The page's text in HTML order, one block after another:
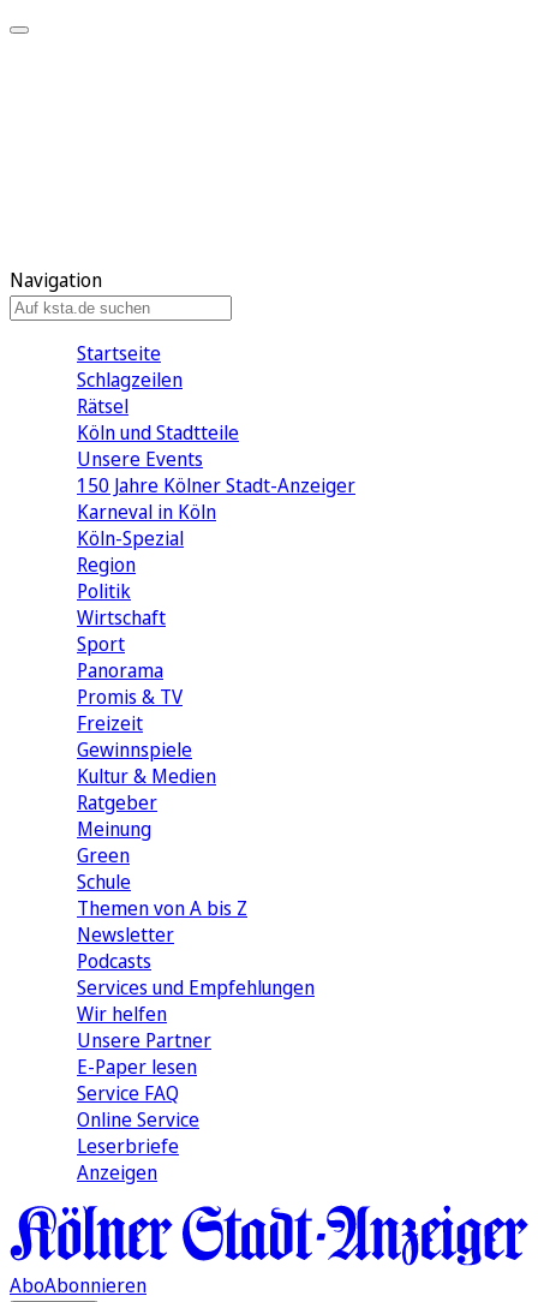
Navigation
Startseite
Schlagzeilen
Rätsel
Köln und Stadtteile
Unsere Events
150 Jahre Kölner Stadt-Anzeiger
Karneval in Köln
Köln-Spezial
Region
Politik
Wirtschaft
Sport
Panorama
Promis & TV
Freizeit
Gewinnspiele
Kultur & Medien
Ratgeber
Meinung
Green
Schule
Themen von A bis Z
Newsletter
Podcasts
Services und Empfehlungen
Wir helfen
Unsere Partner
E-Paper lesen
Service FAQ
Online Service
Leserbriefe
Anzeigen
AboAbonnieren